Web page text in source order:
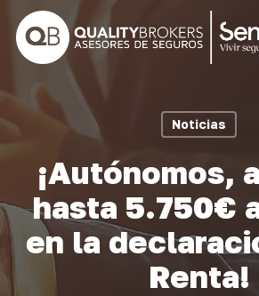
main
Noticias
¡Autónomos,
hasta 5.750€
en la
Renta!